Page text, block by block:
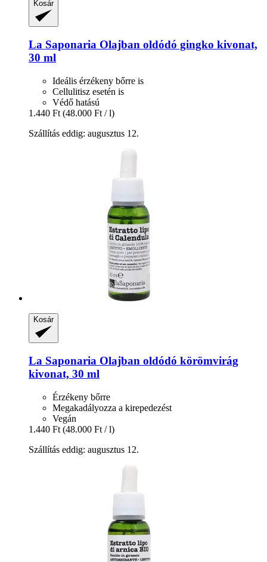
Kosár
La Saponaria Olajban oldódó gingko kivonat,
30 ml
Ideális érzékeny bőrre is
Cellulitisz esetén is
Védő hatású
1.440 Ft (48.000 Ft / l)
Szállítás eddig: augusztus 12.
Kosár
La Saponaria Olajban oldódó körömvirág
kivonat, 30 ml
Érzékeny bőrre
Megakadályozza a kirepedezést
Vegán
1.440 Ft (48.000 Ft / l)
Szállítás eddig: augusztus 12.